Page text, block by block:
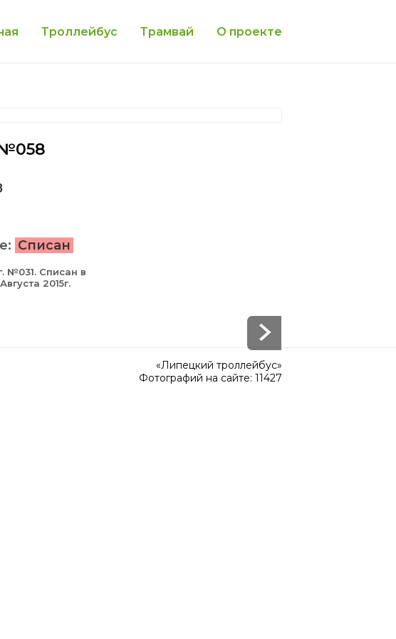
Троллейбус Трамвай О проекте
Списан
№031. Списан в
2015г.
«Липецкий троллейбус»
Фотографий на сайте: 11427